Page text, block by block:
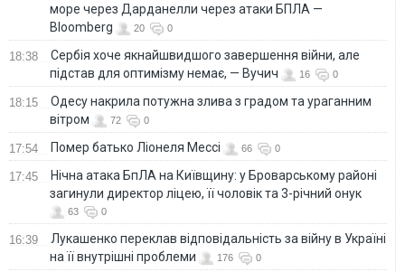
море через Дарданелли через атаки БПЛА —
Bloomberg
20 0
18:38
Сербія хоче якнайшвидшого завершення війни, але
підстав для оптимізму немає, — Вучич
16 0
18:15
Одесу накрила потужна злива з градом та ураганним
вітром
72 0
17:54 Помер батько Ліонеля Мессі 66 0
17:45
Нічна атака БпЛА на Київщину: у Броварському районі
загинули директор ліцею, її чоловік та 3-річний онук
63 0
16:39
Лукашенко переклав відповідальність за війну в Україні
на її внутрішні проблеми
176 0